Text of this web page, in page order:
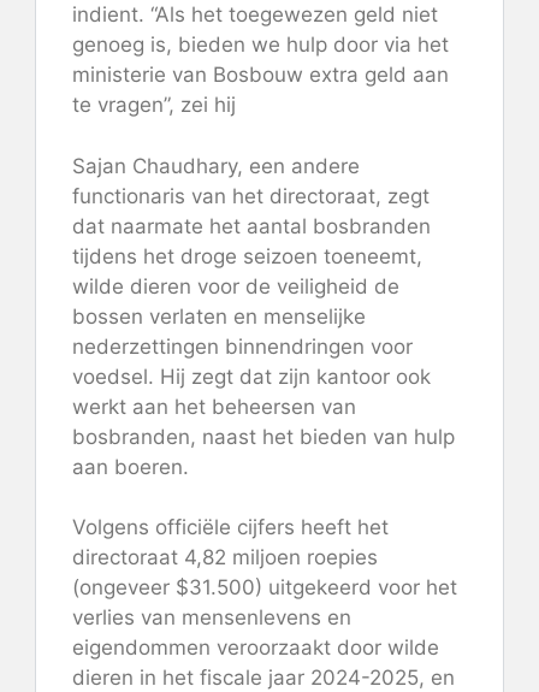
indient. “Als het toegewezen geld niet
genoeg is, bieden we hulp door via het
ministerie van Bosbouw extra geld aan
te vragen”, zei hij
Sajan Chaudhary, een andere
functionaris van het directoraat, zegt
dat naarmate het aantal bosbranden
tijdens het droge seizoen toeneemt,
wilde dieren voor de veiligheid de
bossen verlaten en menselijke
nederzettingen binnendringen voor
voedsel. Hij zegt dat zijn kantoor ook
werkt aan het beheersen van
bosbranden, naast het bieden van hulp
aan boeren.
Volgens officiële cijfers heeft het
directoraat 4,82 miljoen roepies
(ongeveer $31.500) uitgekeerd voor het
verlies van mensenlevens en
eigendommen veroorzaakt door wilde
dieren in het fiscale jaar 2024-2025, en